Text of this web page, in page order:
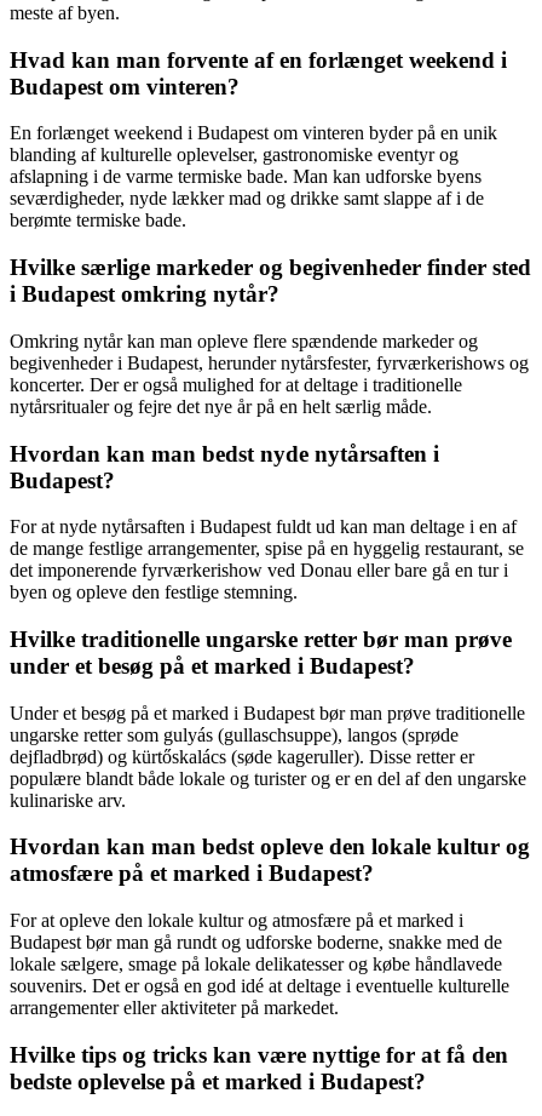
meste af byen.
Hvad kan man forvente af en forlænget weekend i
Budapest om vinteren?
En forlænget weekend i Budapest om vinteren byder på en unik
blanding af kulturelle oplevelser, gastronomiske eventyr og
afslapning i de varme termiske bade. Man kan udforske byens
seværdigheder, nyde lækker mad og drikke samt slappe af i de
berømte termiske bade.
Hvilke særlige markeder og begivenheder finder sted
i Budapest omkring nytår?
Omkring nytår kan man opleve flere spændende markeder og
begivenheder i Budapest, herunder nytårsfester, fyrværkerishows og
koncerter. Der er også mulighed for at deltage i traditionelle
nytårsritualer og fejre det nye år på en helt særlig måde.
Hvordan kan man bedst nyde nytårsaften i
Budapest?
For at nyde nytårsaften i Budapest fuldt ud kan man deltage i en af
de mange festlige arrangementer, spise på en hyggelig restaurant, se
det imponerende fyrværkerishow ved Donau eller bare gå en tur i
byen og opleve den festlige stemning.
Hvilke traditionelle ungarske retter bør man prøve
under et besøg på et marked i Budapest?
Under et besøg på et marked i Budapest bør man prøve traditionelle
ungarske retter som gulyás (gullaschsuppe), langos (sprøde
dejfladbrød) og kürtőskalács (søde kageruller). Disse retter er
populære blandt både lokale og turister og er en del af den ungarske
kulinariske arv.
Hvordan kan man bedst opleve den lokale kultur og
atmosfære på et marked i Budapest?
For at opleve den lokale kultur og atmosfære på et marked i
Budapest bør man gå rundt og udforske boderne, snakke med de
lokale sælgere, smage på lokale delikatesser og købe håndlavede
souvenirs. Det er også en god idé at deltage i eventuelle kulturelle
arrangementer eller aktiviteter på markedet.
Hvilke tips og tricks kan være nyttige for at få den
bedste oplevelse på et marked i Budapest?